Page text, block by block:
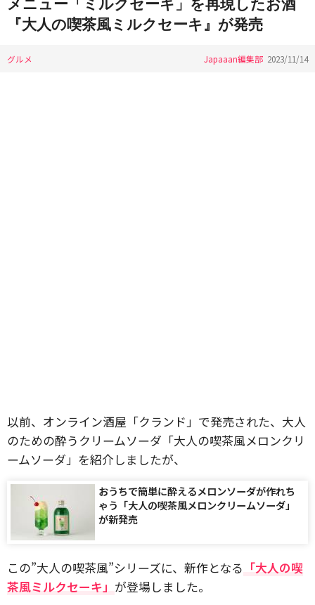
メニュー「ミルクセーキ」を再現したお酒
『大人の喫茶風ミルクセーキ』が発売
グルメ Japaaan編集部 2023/11/14
以前、オンライン酒屋「クランド」で発売された、大人
のための酔うクリームソーダ「大人の喫茶風メロンクリ
ームソーダ」を紹介しましたが、
おうちで簡単に酔えるメロンソーダが作れち
ゃう「大人の喫茶風メロンクリームソーダ」
が新発売
この”大人の喫茶風”シリーズに、新作となる 「大人の喫
茶風ミルクセーキ」 が登場しました。